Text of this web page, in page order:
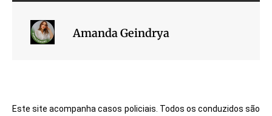
Amanda Geindrya
Este site acompanha casos policiais. Todos os conduzidos são